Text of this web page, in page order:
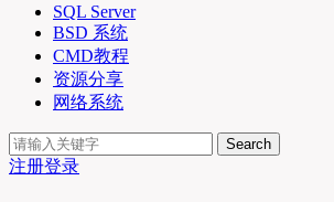
SQL Server
BSD 系统
CMD教程
资源分享
网络系统
Search
注册登录